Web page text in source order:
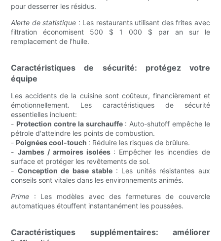
pour desserrer les résidus.
Alerte de statistique : Les restaurants utilisant des frites avec
filtration économisent 500 $ 1 000 $ par an sur le
remplacement de l'huile.
Caractéristiques de sécurité: protégez votre
équipe
Les accidents de la cuisine sont coûteux, financièrement et
émotionnellement. Les caractéristiques de sécurité
essentielles incluent:
- Protection contre la surchauffe : Auto-shutoff empêche le
pétrole d'atteindre les points de combustion.
- Poignées cool-touch : Réduire les risques de brûlure.
- Jambes / armoires isolées : Empêcher les incendies de
surface et protéger les revêtements de sol.
- Conception de base stable : Les unités résistantes aux
conseils sont vitales dans les environnements animés.
Prime : Les modèles avec des fermetures de couvercle
automatiques étouffent instantanément les poussées.
Caractéristiques supplémentaires: améliorer